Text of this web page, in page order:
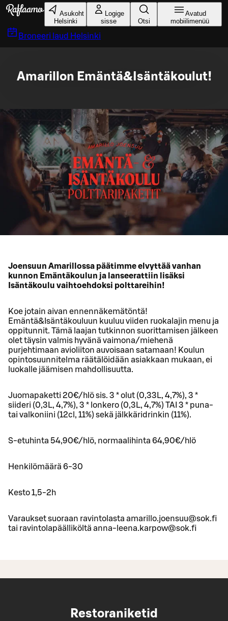
Liigu peamise sisu juurde
Asukoht
Helsinki
Logige
sisse
Otsi
Avatud
mobiilimenüü
Broneeri laud Helsinki
Amarillon Emäntä&Isäntäkoulut!
Joensuun Amarillossa päätimme elvyttää vanhan
kunnon Emäntäkoulun ja lanseerattiin lisäksi
Isäntäkoulu vaihtoehdoksi polttareihin!
Koe jotain aivan ennennäkemätöntä!
Emäntä&Isäntäkouluun kuuluu viiden ruokalajin menu ja
oppitunnit. Tämä laajan tutkinnon suorittamisen jälkeen
olet täysin valmis hyvänä vaimona/miehenä
purjehtimaan avioliiton auvoisaan satamaan! Koulun
opintosuunnitelma räätälöidään asiakkaan mukaan, ei
luokalle jäämisen mahdollisuutta.
Juomapaketti 20€/hlö sis. 3 * olut (0,33L, 4,7%), 3 *
siideri (0,3L, 4,7%), 3 * lonkero (0,3L, 4,7%) TAI 3 * puna-
tai valkoniini (12cl, 11%) sekä jälkkäridrinkin (11%).
S-etuhinta 54,90€/hlö, normaalihinta 64,90€/hlö
Henkilömäärä 6-30
Kesto 1,5-2h
Varaukset suoraan ravintolasta amarillo.joensuu@sok.fi
tai ravintolapäälliköltä anna-leena.karpow@sok.fi
Restoraniketid